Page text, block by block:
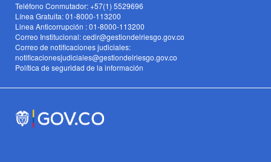
Teléfono Conmutador: +57(1) 5529696
Línea Gratuita: 01-8000-113200
Linea Anticorrupción : 01-8000-113200
Correo Institucional: cedir@gestiondelriesgo.gov.co
Correo de notificaciones judiciales:
notificacionesjudiciales@gestiondelriesgo.gov.co
Política de seguridad de la información